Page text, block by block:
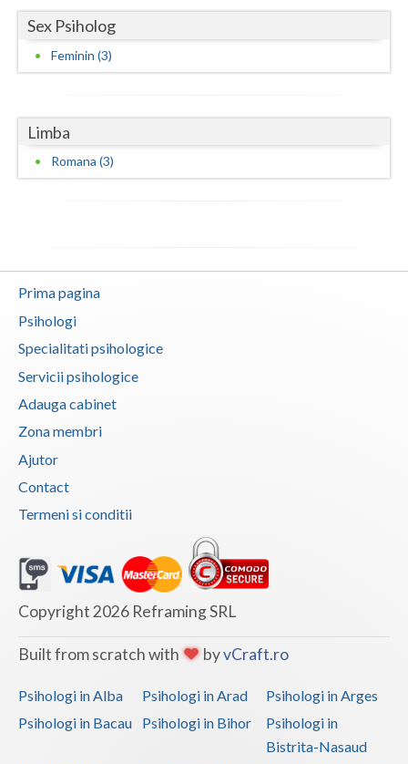
Sex Psiholog
Feminin (3)
Limba
Romana (3)
Prima pagina
Psihologi
Specialitati psihologice
Servicii psihologice
Adauga cabinet
Zona membri
Ajutor
Contact
Termeni si conditii
Copyright 2026 Reframing SRL
Built from scratch with byvCraft.ro
Psihologi in Alba Psihologi in Arad
Psihologi in Arges
Psihologi in Bacau
Psihologi in Bihor
Psihologi in
Bistrita-Nasaud